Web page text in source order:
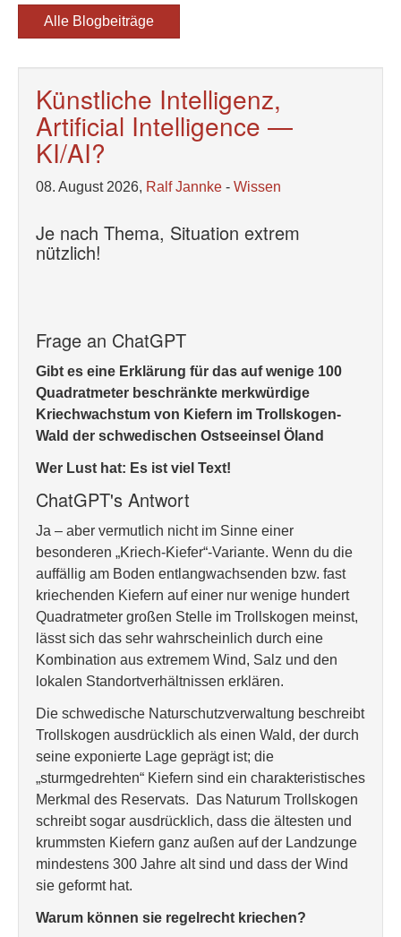
Alle Blogbeiträge
Künstliche Intelligenz,
Artificial Intelligence —
KI/AI?
08. August 2026, Ralf Jannke - Wissen
Je nach Thema, Situation extrem
nützlich!
Frage an ChatGPT
Gibt es eine Erklärung für das auf wenige 100
Quadratmeter beschränkte merkwürdige
Kriechwachstum von Kiefern im Trollskogen-
Wald der schwedischen Ostseeinsel Öland
Wer Lust hat: Es ist viel Text!
ChatGPT's Antwort
Ja – aber vermutlich nicht im Sinne einer
besonderen „Kriech-Kiefer“-Variante. Wenn du die
auffällig am Boden entlangwachsenden bzw. fast
kriechenden Kiefern auf einer nur wenige hundert
Quadratmeter großen Stelle im Trollskogen meinst,
lässt sich das sehr wahrscheinlich durch eine
Kombination aus extremem Wind, Salz und den
lokalen Standortverhältnissen erklären.
Die schwedische Naturschutzverwaltung beschreibt
Trollskogen ausdrücklich als einen Wald, der durch
seine exponierte Lage geprägt ist; die
„sturmgedrehten“ Kiefern sind ein charakteristisches
Merkmal des Reservats. Das Naturum Trollskogen
schreibt sogar ausdrücklich, dass die ältesten und
krummsten Kiefern ganz außen auf der Landzunge
mindestens 300 Jahre alt sind und dass der Wind
sie geformt hat.
Warum können sie regelrecht kriechen?